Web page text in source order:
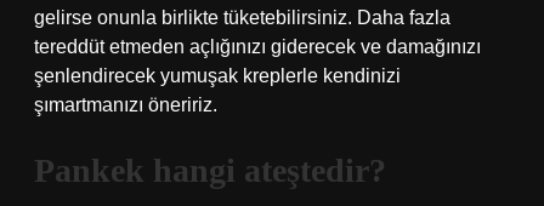
gelirse onunla birlikte tüketebilirsiniz. Daha fazla
tereddüt etmeden açlığınızı giderecek ve damağınızı
şenlendirecek yumuşak kreplerle kendinizi
şımartmanızı öneririz.
Pankek hangi ateştedir?